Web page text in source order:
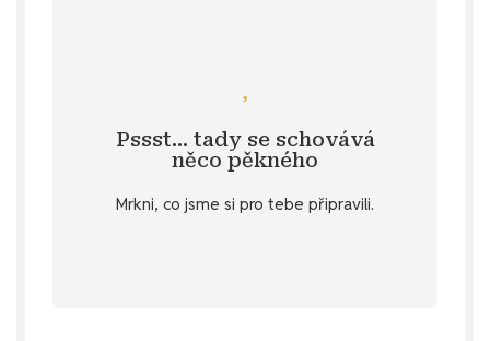
Pssst… tady se schovává
něco pěkného
Mrkni, co jsme si pro tebe připravili.
Specifikace. 💌 Nebo hledáš další
inspiraci na další samolepky v jemné
růžové barvě?